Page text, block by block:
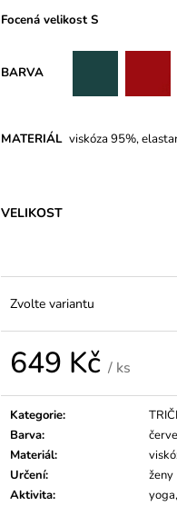
Focená velikost S
BARVA
MATERIÁL viskóza 95%,
VELIKOST
Zvolte variantu
649 Kč / ks
Kategorie:
Barva:
Materiál:
Určení:
ženy
Aktivita:
299 Kč